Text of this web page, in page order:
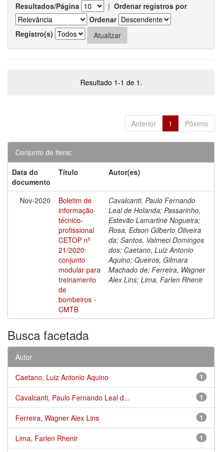
Resultados/Página | Ordenar registros por
Ordenar
Registro(s)
Resultado 1-1 de 1.
Anterior 1 Póximo
Conjunto de itens:
Data do
documento
Título Autor(es)
Nov-2020
Boletim de
informação
técnico-
profissional
CETOP nº
21/2020:
conjunto
modular para
treinamento
de
bombeiros -
CMTB
Cavalcanti, Paulo Fernando
Leal de Holanda; Passarinho,
Estevão Lamartine Nogueira;
Rosa, Edson Gilberto Oliveira
da; Santos, Valmeci Domingos
dos; Caetano, Luiz Antonio
Aquino; Queiros, Gilmara
Machado de; Ferreira, Wagner
Alex Lins; Lima, Farlen Rhenir
Busca facetada
Autor
1
Caetano, Luiz Antonio Aquino
1
Cavalcanti, Paulo Fernando Leal d...
1
Ferreira, Wagner Alex Lins
1
Lima, Farlen Rhenir